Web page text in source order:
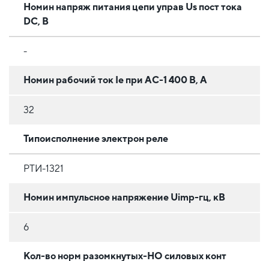
Номин напряж питания цепи управ Us пост тока
DC, В
-
Номин рабочий ток Ie при AC-1 400 В, А
32
Типоисполнение электрон реле
РТИ-1321
Номин импульсное напряжение Uimp-гц, кВ
6
Кол-во норм разомкнутых-НО силовых конт